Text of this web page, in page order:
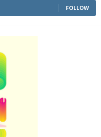
FOLLOW